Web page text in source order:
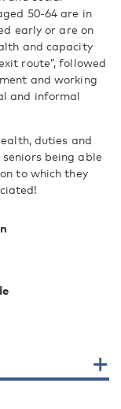
50-64 are in
early or are on
and capacity
route”, followed
and working
and informal
duties and
being able
to which they